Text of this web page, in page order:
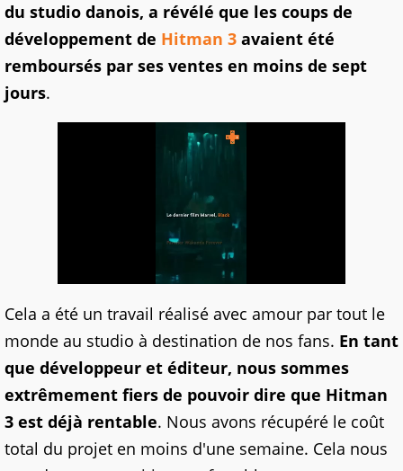
du studio danois, a révélé que les coups de
développement de Hitman 3 avaient été
remboursés par ses ventes en moins de sept
jours.
Cela a été un travail réalisé avec amour par tout le
monde au studio à destination de nos fans. En tant
que développeur et éditeur, nous sommes
extrêmement fiers de pouvoir dire que Hitman
3 est déjà rentable. Nous avons récupéré le coût
total du projet en moins d'une semaine. Cela nous